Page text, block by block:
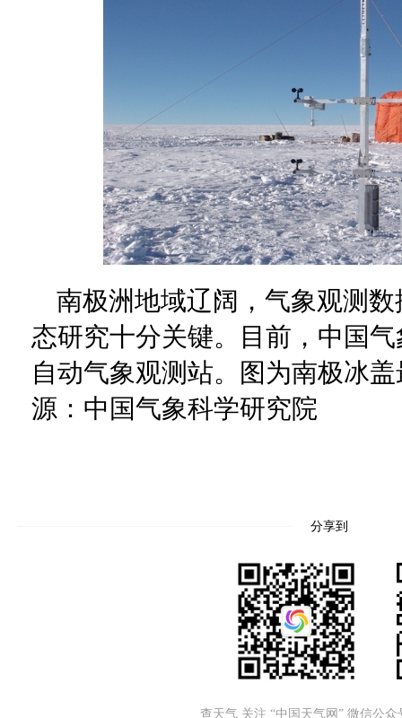
南极洲地域辽阔，气象观测
态研究十分关键。目前，中国
自动气象观测站。图为南极冰
源：中国气象科学研究院
分享到
查天气 关注 “中国天气网” 微信公众